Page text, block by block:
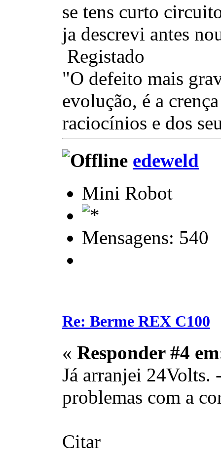
se tens curto
ja descrevi antes
Registado
"O defeito mais
evolução, é a
raciocínios e dos
edeweld
Mini Robot
Mensagens: 540
Re: Berme REX C100
« Responder #4
Já arranjei 24Volts.
problemas com a
Citar